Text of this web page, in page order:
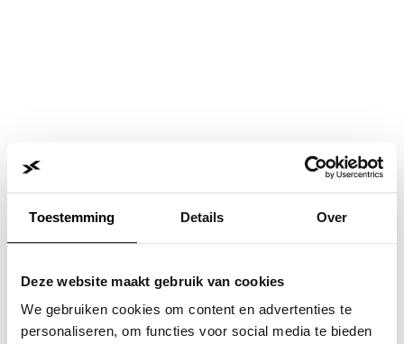
Toestemming Details Over
Deze website maakt gebruik van cookies
We gebruiken cookies om content en advertenties te
personaliseren, om functies voor social media te bieden